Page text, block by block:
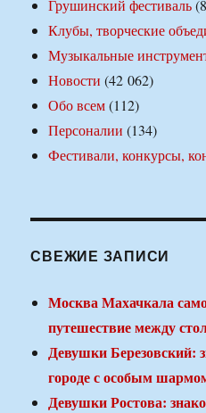
Грушинский фестиваль
Клубы, творческие
Музыкальные
Новости (42 062)
Обо всем(112)
Персоналии (134)
Фестивали, конкурсы,
СВЕЖИЕ ЗАПИСИ
Москва Махачкала
путешествие между
Девушки Березовский:
городе с особым
Девушки Ростова: